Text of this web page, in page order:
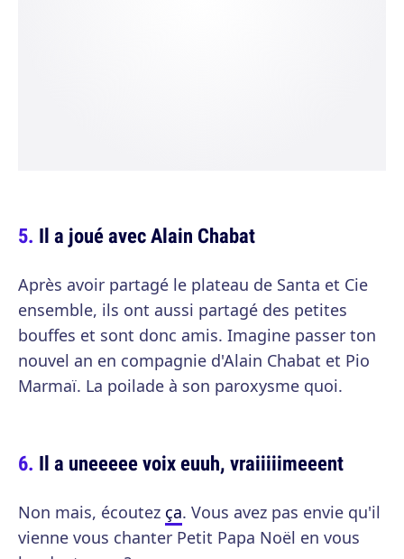
Il a joué avec Alain Chabat
Après avoir partagé le plateau de Santa et Cie
ensemble, ils ont aussi partagé des petites
bouffes et sont donc amis. Imagine passer ton
nouvel an en compagnie d'Alain Chabat et Pio
Marmaï. La poilade à son paroxysme quoi.
Il a uneeeee voix euuh, vraiiiiimeeent
Non mais, écoutez ça. Vous avez pas envie qu'il
vienne vous chanter Petit Papa Noël en vous